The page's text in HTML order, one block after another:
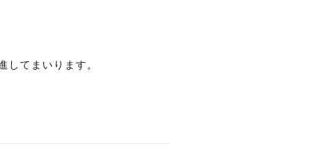
してまいります。